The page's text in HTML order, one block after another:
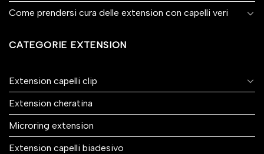
Come prendersi cura delle extension con capelli veri
CATEGORIE EXTENSION
Extension capelli clip
Extension cheratina
Microring extension
Extension capelli biadesivo